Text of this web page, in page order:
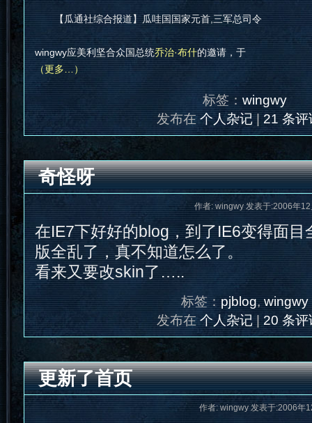
【瓜通社综合报道】瓜哇国国家元首,三军总司令
wingwy应美利坚合众国总统乔治·布什的邀请，于
（更多…）
标签： wingwy
发布在个人杂记| 21 条评
奇怪呀
作者: wingwy 发表于:2006年
在IE7下好好的blog，到了IE6变得面
版全乱了，真不知道怎么了。
看来又要改skin了…..
标签：pjblog, wingwy
发布在个人杂记| 20 条评
更新了首页
作者: wingwy 发表于:2006年